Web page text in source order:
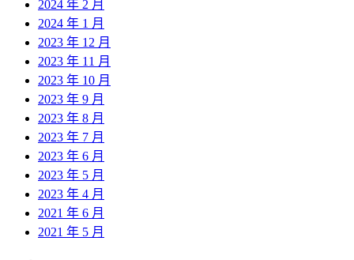
2024 年 2 月
2024 年 1 月
2023 年 12 月
2023 年 11 月
2023 年 10 月
2023 年 9 月
2023 年 8 月
2023 年 7 月
2023 年 6 月
2023 年 5 月
2023 年 4 月
2021 年 6 月
2021 年 5 月